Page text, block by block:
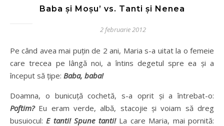
Baba şi Moşu’ vs. Tanti şi Nenea
2 februarie 2012
Pe când avea mai puțin de 2 ani, Maria s-a uitat la o femeie
care trecea pe lângă noi, a întins degetul spre ea şi a
început să ţipe: Baba, baba!
Doamna, o bunicuţă cochetă, s-a oprit şi a întrebat-o:
Poftim?Eu eram verde, albă, stacojie şi voiam să dreg
busuiocul:E tanti! Spune tanti!La care Maria, mai pornită: